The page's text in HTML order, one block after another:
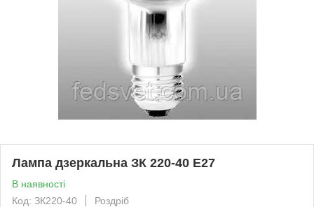
Лампа дзеркальна ЗК 220-40 Е27
В наявності
Код: ЗК220-40
Роздріб